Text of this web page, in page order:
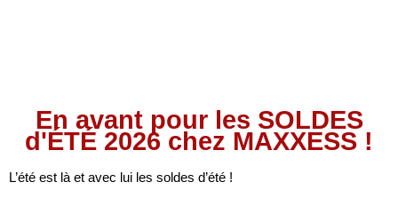
En avant pour les SOLDES
d'ÉTÉ 2026 chez MAXXESS !
L’été est là et avec lui les soldes d’été !